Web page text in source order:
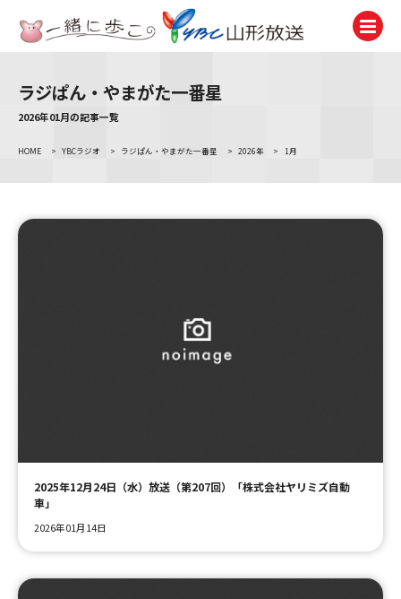
テレビ
TV
ラジオ
やまがた情熱市場
ラジぱん・やまがた一番星
2026年01月の記事一覧
HOME > YBCラジオ > ラジぱん・やまがた一番星 > 2026年 > 1月
2025年12月24日（水）放送（第207回）「株式会社ヤリミズ自動
車」
2026年01月14日